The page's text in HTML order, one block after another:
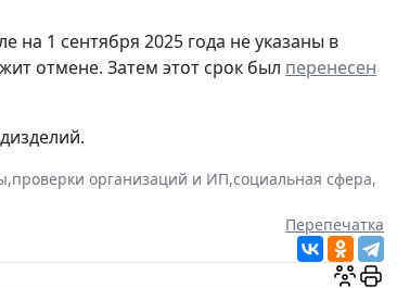
на 1 сентября 2025 года не указаны в
отмене. Затем этот срок был перенесен
,проверки организаций и ИП,социальная сфера,
Перепечатка